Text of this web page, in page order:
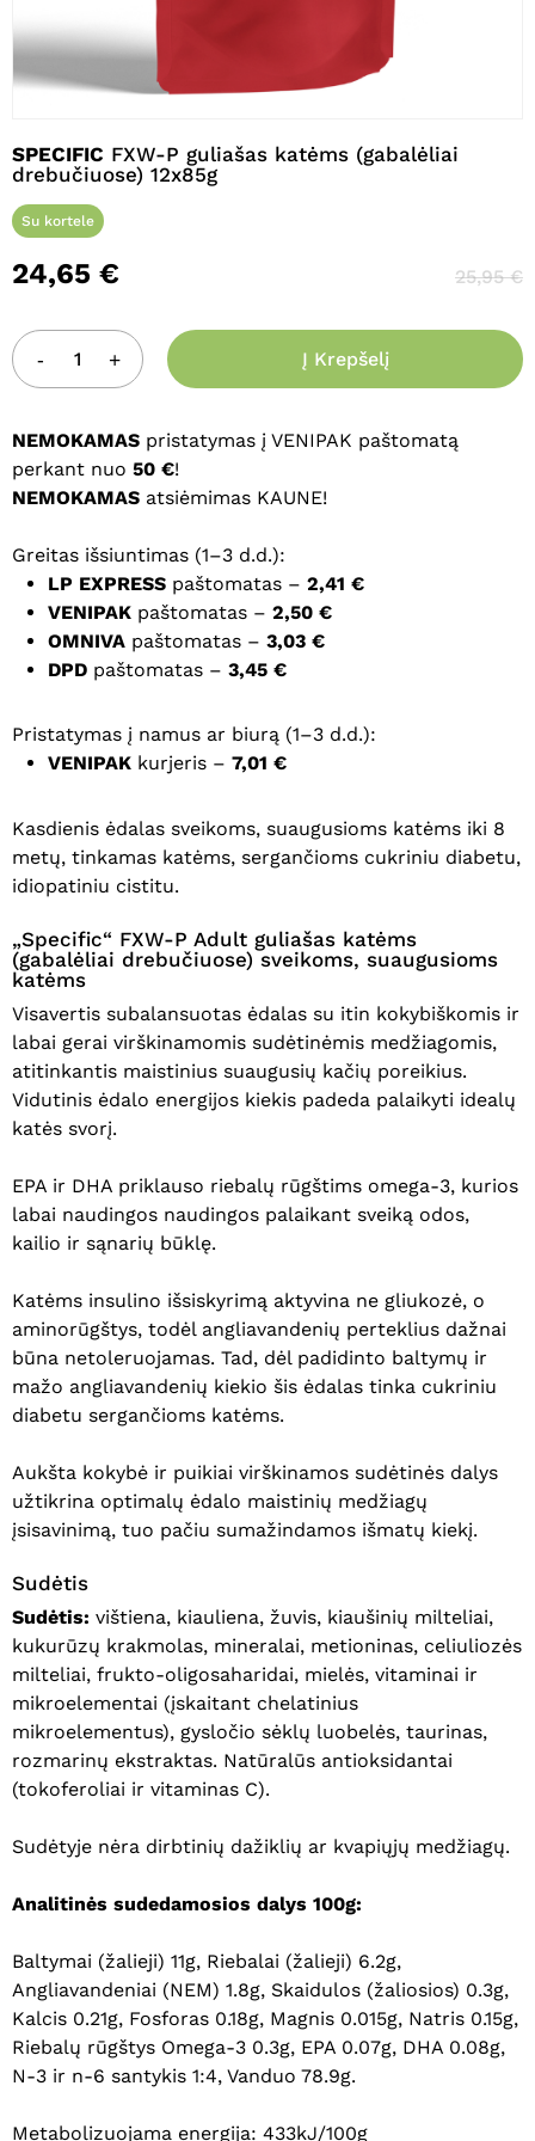
SPECIFIC FXW-P guliašas katėms (gabalėliai
drebučiuose) 12x85g
Su kortele
24,65 € 25,95€
Į Krepšelį
NEMOKAMAS pristatymas į VENIPAK paštomatą
perkant nuo 50 €!
NEMOKAMAS atsiėmimas KAUNE!
Greitas išsiuntimas (1–3 d.d.):
LP EXPRESS paštomatas – 2,41 €
VENIPAK paštomatas – 2,50 €
OMNIVA paštomatas – 3,03 €
DPD paštomatas – 3,45 €
Pristatymas į namus ar biurą (1–3 d.d.):
VENIPAK kurjeris – 7,01 €
Kasdienis ėdalas sveikoms, suaugusioms katėms iki 8
metų, tinkamas katėms, sergančioms cukriniu diabetu,
idiopatiniu cistitu.
„Specific“ FXW-P Adult guliašas katėms
(gabalėliai drebučiuose) sveikoms, suaugusioms
katėms
Visavertis subalansuotas ėdalas su itin kokybiškomis ir
labai gerai virškinamomis sudėtinėmis medžiagomis,
atitinkantis maistinius suaugusių kačių poreikius.
Vidutinis ėdalo energijos kiekis padeda palaikyti idealų
katės svorį.
EPA ir DHA priklauso riebalų rūgštims omega-3, kurios
labai naudingos naudingos palaikant sveiką odos,
kailio ir sąnarių būklę.
Katėms insulino išsiskyrimą aktyvina ne gliukozė, o
aminorūgštys, todėl angliavandenių perteklius dažnai
būna netoleruojamas. Tad, dėl padidinto baltymų ir
mažo angliavandenių kiekio šis ėdalas tinka cukriniu
diabetu sergančioms katėms.
Aukšta kokybė ir puikiai virškinamos sudėtinės dalys
užtikrina optimalų ėdalo maistinių medžiagų
įsisavinimą, tuo pačiu sumažindamos išmatų kiekį.
Sudėtis
Sudėtis: vištiena, kiauliena, žuvis, kiaušinių milteliai,
kukurūzų krakmolas, mineralai, metioninas, celiuliozės
milteliai, frukto-oligosaharidai, mielės, vitaminai ir
mikroelementai (įskaitant chelatinius
mikroelementus), gysločio sėklų luobelės, taurinas,
rozmarinų ekstraktas. Natūralūs antioksidantai
(tokoferoliai ir vitaminas C).
Sudėtyje nėra dirbtinių dažiklių ar kvapiųjų medžiagų.
Analitinės sudedamosios dalys 100g:
Baltymai (žalieji) 11g, Riebalai (žalieji) 6.2g,
Angliavandeniai (NEM) 1.8g, Skaidulos (žaliosios) 0.3g,
Kalcis 0.21g, Fosforas 0.18g, Magnis 0.015g, Natris 0.15g,
Riebalų rūgštys Omega-3 0.3g, EPA 0.07g, DHA 0.08g,
N-3 ir n-6 santykis 1:4, Vanduo 78.9g.
Metabolizuojama energija: 433kJ/100g
Pavadinimas
El. paštas
interneto puslapį, kad jų nebereiktų
įvesti iš naujo, kai kitą kartą vėl norėsiu